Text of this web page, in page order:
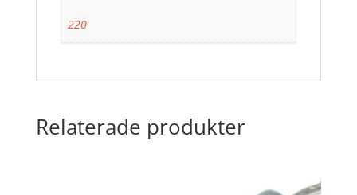
220
Relaterade produkter